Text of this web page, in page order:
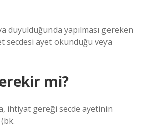
duyulduğunda yapılması gereken
secdesi ayet okunduğu veya
mi?
ihtiyat gereği secde ayetinin